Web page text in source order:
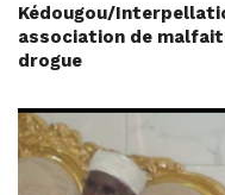
Kédougou/
association de
drogue